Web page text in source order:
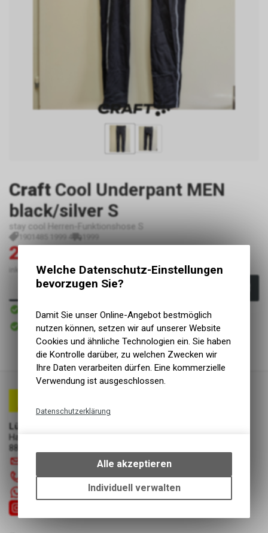
Craft Cool Underpant MEN
black/silver S
stay cool Herren-Funktionshose S
1901485 1999 4 1999
28.00
inkl. MwSt., zzgl.Versandkosten
In den Warenkorb
Versand
Abholung Lüscher Motor- & Bike World
Lüscher Motor- & Bike World
Hauptstrasse 29a
8867 Niederurnen
055 610 31 31
Welche Datenschutz-Einstellungen
bevorzugen Sie?
Damit Sie unser Online-Angebot bestmöglich
nutzen können, setzen wir auf unserer Website
Cookies und ähnliche Technologien ein. Sie haben
die Kontrolle darüber, zu welchen Zwecken wir
Ihre Daten verarbeiten dürfen. Eine kommerzielle
Verwendung ist ausgeschlossen.
Datenschutzerklärung
bestimmte Interaktionen und
Einstellungen auf Ihrem Gerät,
um die grundlegenden
Funktionen unseres Online-
Alle akzeptieren
Individuell verwalten